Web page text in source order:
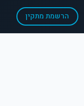
הרשמת מתקין